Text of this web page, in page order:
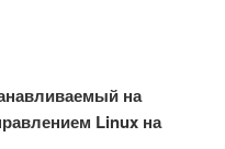
на
Linux на